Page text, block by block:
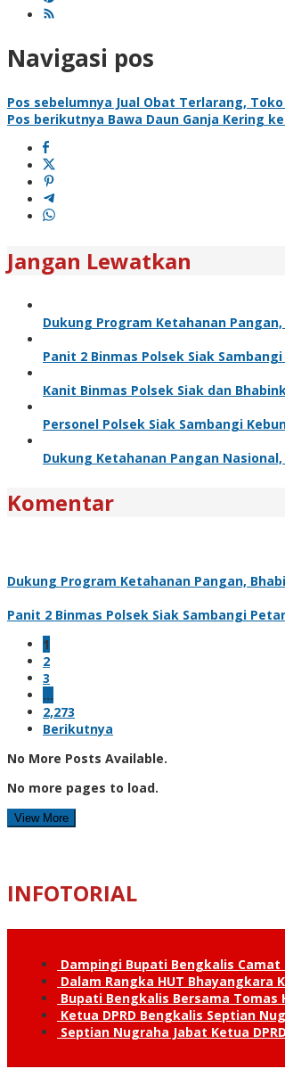
Navigasi pos
Pos sebelumnya Jual Obat Terlarang,
Pos berikutnya Bawa Daun Ganja Kering
Jangan Lewatkan
Dukung Program Ketahanan
Panit 2 Binmas Polsek Siak
Kanit Binmas Polsek Siak dan
Personel Polsek Siak Sambangi
Dukung Ketahanan Pangan
Komentar
Dukung Program Ketahanan Pangan,
Panit 2 Binmas Polsek Siak Sambangi
1
2
3
…
2,273
Berikutnya
No More Posts Available.
No more pages to load.
View More
INFOTORIAL
Dampingi Bupati Bengkalis
Dalam Rangka HUT Bhayangkara
Bupati Bengkalis Bersama Tomas
Ketua DPRD Bengkalis Septian
Septian Nugraha Jabat Ketua